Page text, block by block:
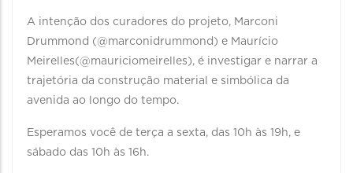
A intenção dos curadores do projeto, Marconi
Drummond (@marconidrummond) e Maurício
Meirelles(@mauriciomeirelles), é investigar e narrar a
trajetória da construção material e simbólica da
avenida ao longo do tempo.
Esperamos você de terça a sexta, das 10h às 19h, e
sábado das 10h às 16h.